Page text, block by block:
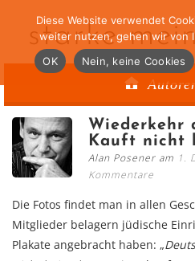
starke-
Wiederkehr
Kauft nicht
Alan Posener am 1.
Kommentare
Die Fotos findet man in allen
Mitglieder belagern jüdische
Plakate angebracht haben: „
Diese Website verwendet
weiter nutzen, gehen wir von
OK
Nein, keine Cookies